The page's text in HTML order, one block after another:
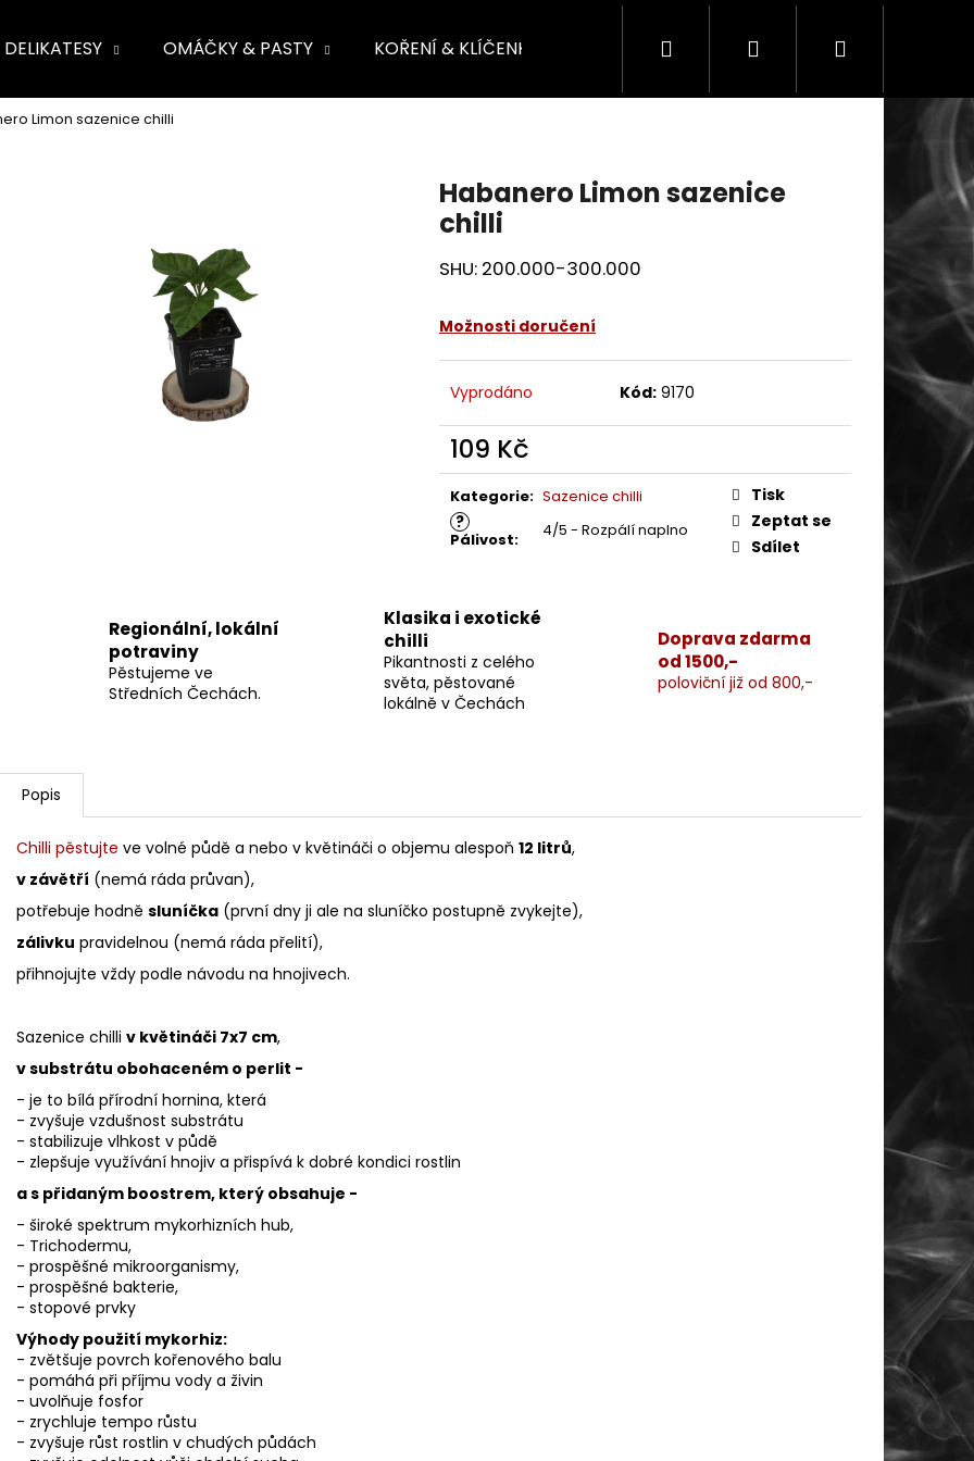
DELIKATESY OMÁČKY & PASTY KOŘENÍ & KLÍČENKY SADY & DÁRKY SEZÓNNÍ
Hledat PřihlášeníNákupní
Limon sazenice chilli
Habanero Limon sazenice
chilli
SHU: 200.000-300.000
Možnosti doručení
Vyprodáno Kód: 9170
109 Kč
Měrná
cena:
Kategorie: Sazenice chilli
?
Pálivost: 4/5 - Rozpálí naplno
Tisk
Zeptat se
Sdílet
Regionální, lokální
potraviny
Pěstujeme ve
Středních Čechách.
Klasika i exotické
chilli
Pikantnosti z celého
světa, pěstované
lokálně v Čechách
Doprava zdarma
od 1500,-
poloviční již od 800,-
Popis
Chilli pěstujte ve volné půdě a nebo v květináči o objemu alespoň 12 litrů,
v závětří (nemá ráda průvan),
potřebuje hodně sluníčka (první dny ji ale na sluníčko postupně zvykejte),
zálivku pravidelnou (nemá ráda přelití),
přihnojujte vždy podle návodu na hnojivech.
Sazenice chilli v květináči 7x7 cm,
v substrátu obohaceném o perlit -
- je to bílá přírodní hornina, která
- zvyšuje vzdušnost substrátu
- stabilizuje vlhkost v půdě
- zlepšuje využívání hnojiv a přispívá k dobré kondici rostlin
a s přidaným boostrem, který obsahuje -
- široké spektrum mykorhizních hub,
- Trichodermu,
- prospěšné mikroorganismy,
- prospěšné bakterie,
- stopové prvky
Výhody použití mykorhiz:
- zvětšuje povrch kořenového balu
- pomáhá při příjmu vody a živin
- uvolňuje fosfor
- zrychluje tempo růstu
- zvyšuje růst rostlin v chudých půdách
najít?
HLEDAT